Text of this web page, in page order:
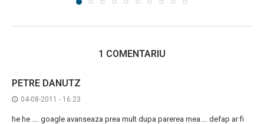
1 COMENTARIU
PETRE DANUTZ
04-08-2011 - 16:23
he he …. goagle avanseaza prea mult dupa parerea mea…. defap ar fi